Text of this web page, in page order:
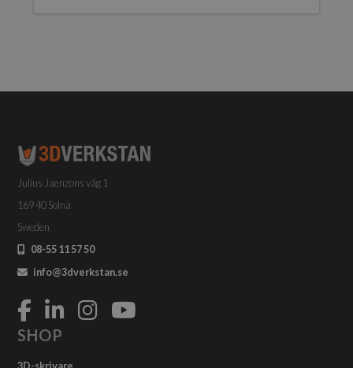
Julius Jaenzons väg 1
169 40 Solna
Sweden
08-55 11 57 50
info@3dverkstan.se
SHOP
3D-skrivare